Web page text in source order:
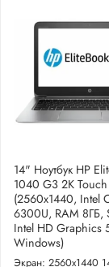
14" Ноутбук HP
1040 G3 2K Touch
(2560x1440, Intel
6300U, RAM 8ГБ,
Intel HD Graphics
Windows)
Экран: 2560x1440